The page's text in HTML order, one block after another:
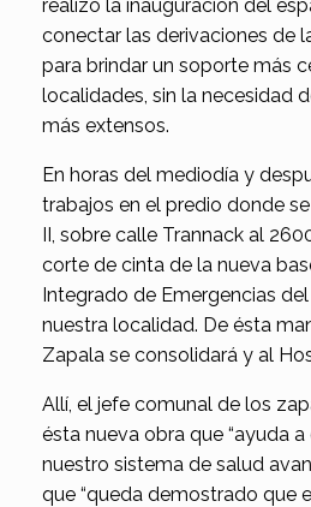
realizó la inauguración del
conectar las derivaciones de
para brindar un soporte más
localidades, sin la necesidad
más extensos.
En horas del mediodía y
trabajos en el predio donde
II, sobre calle Trannack al
corte de cinta de la nueva
Integrado de Emergencias
nuestra localidad. De ésta
Zapala se consolidará y al
Allí, el jefe comunal de los
ésta nueva obra que “ayuda
nuestro sistema de salud
que “queda demostrado que